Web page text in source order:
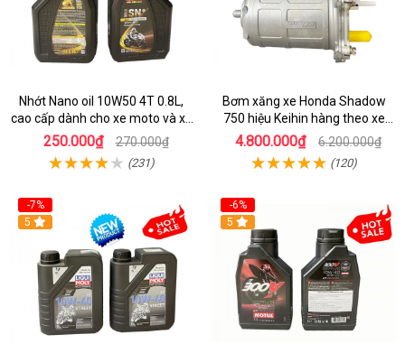
Nhớt Nano oil 10W50 4T 0.8L,
cao cấp dành cho xe moto và xe
máy
250.000₫ 270.000₫
(231)
Bơm xăng xe Honda Shadow
750 hiệu Keihin hàng theo xe
chính hiệu
4.800.000₫ 6.200.000₫
(120)
-7%
5
-6%
5